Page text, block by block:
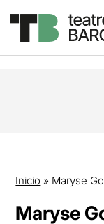
Inicio » Maryse
Maryse